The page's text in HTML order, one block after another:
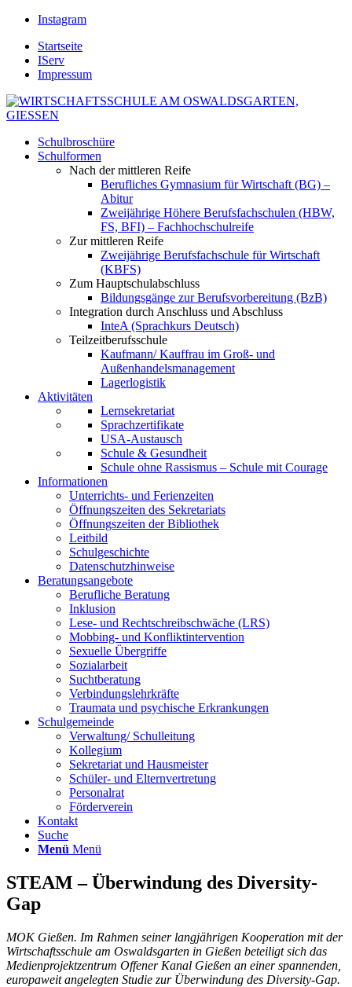
Instagram
Startseite
IServ
Impressum
Schulbroschüre
Schulformen
Nach der mittleren Reife
Berufliches Gymnasium für Wirtschaft (BG) –
Abitur
Zweijährige Höhere Berufsfachschulen (HBW,
FS, BFI) – Fachhochschulreife
Zur mittleren Reife
Zweijährige Berufsfachschule für Wirtschaft
(KBFS)
Zum Hauptschulabschluss
Bildungsgänge zur Berufsvorbereitung (BzB)
Integration durch Anschluss und Abschluss
InteA (Sprachkurs Deutsch)
Teilzeitberufsschule
Kaufmann/ Kauffrau im Groß- und
Außenhandelsmanagement
Lagerlogistik
Aktivitäten
Lernsekretariat
Sprachzertifikate
USA-Austausch
Schule & Gesundheit
Schule ohne Rassismus – Schule mit Courage
Informationen
Unterrichts- und Ferienzeiten
Öffnungszeiten des Sekretariats
Öffnungszeiten der Bibliothek
Leitbild
Schulgeschichte
Datenschutzhinweise
Beratungsangebote
Berufliche Beratung
Inklusion
Lese- und Rechtschreibschwäche (LRS)
Mobbing- und Konfliktintervention
Sexuelle Übergriffe
Sozialarbeit
Suchtberatung
Verbindungslehrkräfte
Traumata und psychische Erkrankungen
Schulgemeinde
Verwaltung/ Schulleitung
Kollegium
Sekretariat und Hausmeister
Schüler- und Elternvertretung
Personalrat
Förderverein
Kontakt
Suche
Menü Menü
STEAM – Überwindung des Diversity-
Gap
MOK Gießen. Im Rahmen seiner langjährigen Kooperation mit der
Wirtschaftsschule am Oswaldsgarten in Gießen beteiligt sich das
Medienprojektzentrum Offener Kanal Gießen an einerspannenden,
europaweit angelegten Studie zur Überwindung des Diversity-Gap.